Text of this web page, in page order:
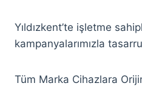
Yıldızkent’te işletme
kampanyalarımızla
Tüm Marka Cihazlara